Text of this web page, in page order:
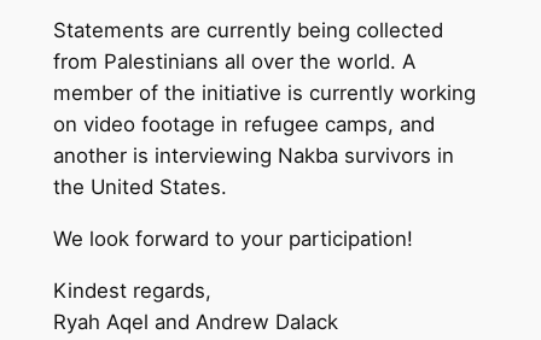
Statements are currently being collected
from Palestinians all over the world. A
member of the initiative is currently working
on video footage in refugee camps, and
another is interviewing Nakba survivors in
the United States.
We look forward to your participation!
Kindest regards,
Ryah Aqel and Andrew Dalack